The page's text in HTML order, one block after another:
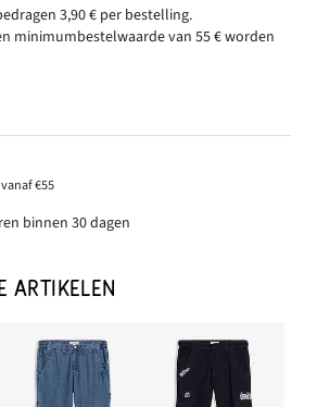
3,90 € per bestelling.
minimumbestelwaarde van 55 € worden
€55
binnen 30 dagen
ARTIKELEN